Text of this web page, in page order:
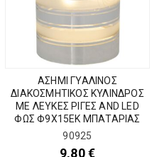
ΑΣΗΜΙ ΓΥΑΛΙΝΟΣ
ΔΙΑΚΟΣΜΗΤΙΚΟΣ ΚΥΛΙΝΔΡΟΣ
ΜΕ ΛΕΥΚΕΣ ΡΙΓΕΣ AND LED
ΦΩΣ Φ9Χ15ΕΚ ΜΠΑΤΑΡΙΑΣ
90925
9,80€